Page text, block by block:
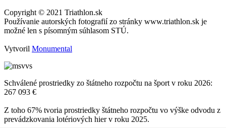
Copyright © 2021 Triathlon.sk
Používanie autorských fotografií zo stránky www.triathlon.sk je
možné len s písomným súhlasom STÚ.
Vytvoril Monumental
Schválené prostriedky zo štátneho rozpočtu na šport v roku 2026:
267 093 €
Z toho 67% tvoria prostriedky štátneho rozpočtu vo výške odvodu z
prevádzkovania lotériových hier v roku 2025.